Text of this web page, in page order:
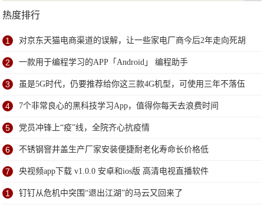
热度排行
1 对京东天猫电商渠道的误解，让一些家电厂商今后2年走向死胡
同
2 一款用于编程学习的APP「Android」 编程助手
3 虽是5G时代，仍要推荐给你这三款4G机型，可使用三年不落伍
4 7个非常良心的黑科技学习App，值得你每天去浪费时间
5 党员冲锋上“疫”线，全院齐心抗疫情
6 不锈钢窨井盖生产厂家安装便捷耐老化寿命长价格低
7 央视频app下载 v1.0.0 安卓和ios版 高清电视直播软件
1 钉钉从危机中突围“退出江湖”的马云又回来了